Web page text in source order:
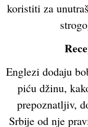
koristiti za
Englezi dodaju
piću džinu,
prepoznatljiv,
Srbije od nje